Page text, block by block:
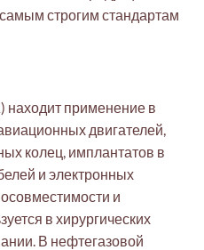
строгим стандартам
находит применение в
двигателей,
колец, имплантатов в
и электронных
и
в хирургических
В нефтегазовой